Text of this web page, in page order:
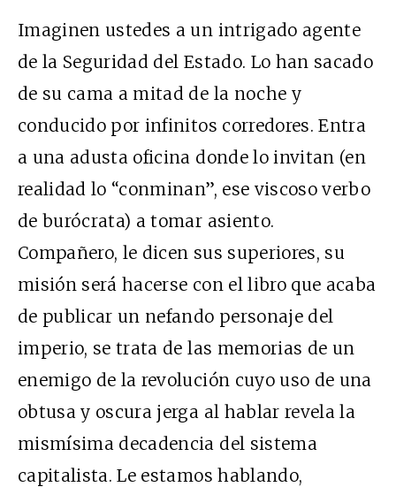
Imaginen ustedes a un intrigado agente
de la Seguridad del Estado. Lo han sacado
de su cama a mitad de la noche y
conducido por infinitos corredores. Entra
a una adusta oficina donde lo invitan (en
realidad lo “conminan”, ese viscoso verbo
de burócrata) a tomar asiento.
Compañero, le dicen sus superiores, su
misión será hacerse con el libro que acaba
de publicar un nefando personaje del
imperio, se trata de las memorias de un
enemigo de la revolución cuyo uso de una
obtusa y oscura jerga al hablar revela la
mismísima decadencia del sistema
capitalista. Le estamos hablando,